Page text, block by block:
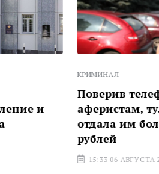
Поверив телефонным
аферистам, тулячка
отдала им более 3
15:33 06 АВГУСТА 2026